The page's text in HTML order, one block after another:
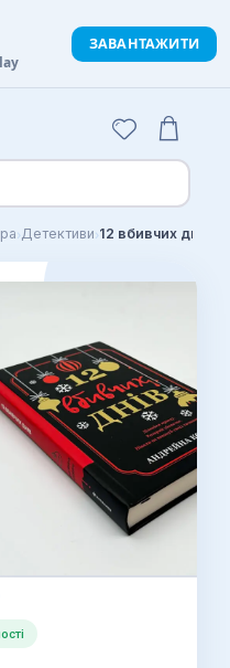
›Детективи›12 вбивчих днів
ЗАВАНТАЖИТИ